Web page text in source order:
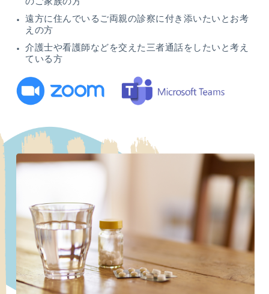
遠方に住んでいるご両親の診察に付き添いたいとお考
えの方
介護士や看護師などを交えた三者通話をしたいと考え
ている方